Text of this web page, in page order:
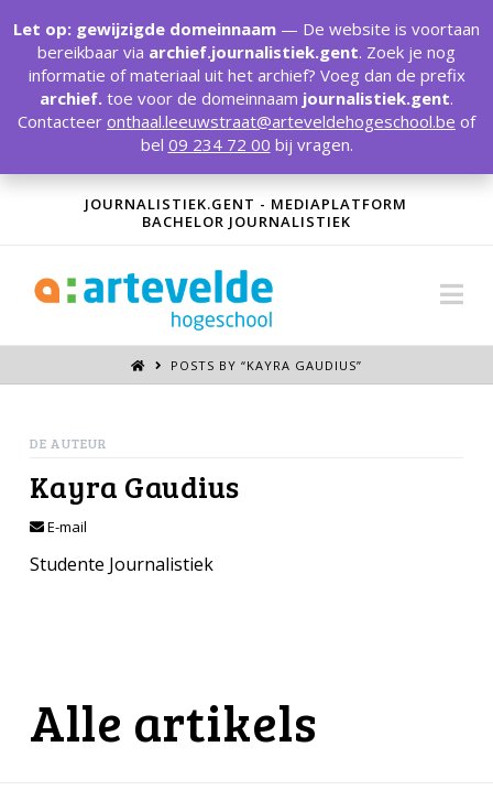
JOURNALISTIEK.GENT - MEDIAPLATFORM
BACHELOR JOURNALISTIEK
POSTS BY “KAYRA GAUDIUS”
DE AUTEUR
Kayra Gaudius
E-mail
Studente Journalistiek
Alle artikels
Let op: gewijzigde domeinnaam — De website is voortaan
bereikbaar via archief.journalistiek.gent. Zoek je nog
informatie of materiaal uit het archief? Voeg dan de prefix
archief. toe voor de domeinnaam journalistiek.gent.
Contacteer onthaal.leeuwstraat@arteveldehogeschool.be of
bel 09 234 72 00 bij vragen.